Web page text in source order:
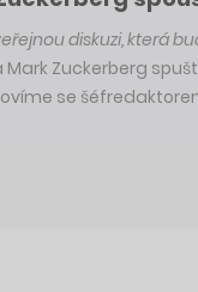
diskuzi, která
Zuckerberg
se